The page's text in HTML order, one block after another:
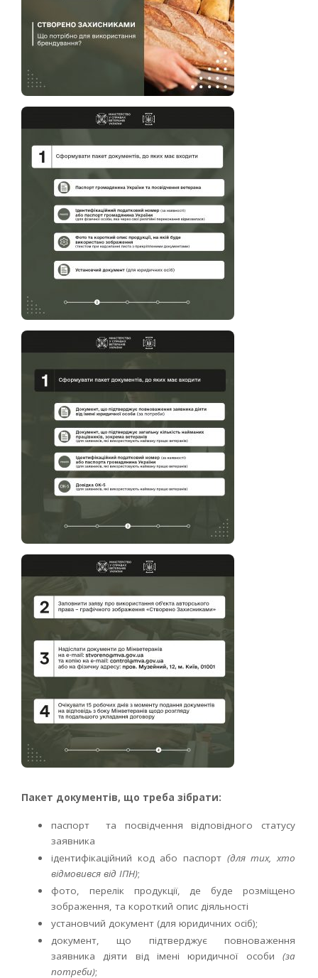
Пакет документів, що треба зібрати:
паспорт та посвідчення відповідного статусу
заявника
ідентифікаційний код або паспорт (для тих, хто
відмовився від ІПН);
фото, перелік продукції, де буде розміщено
зображення, та короткий опис діяльності
установчий документ (для юридичних осіб);
документ, що підтверджує повноваження
заявника діяти від імені юридичної особи (за
потреби);